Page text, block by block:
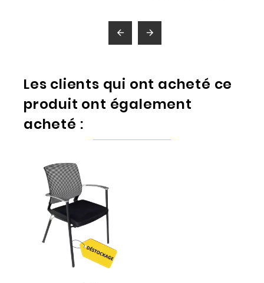
 
Les clients qui ont acheté ce
produit ont également
acheté :